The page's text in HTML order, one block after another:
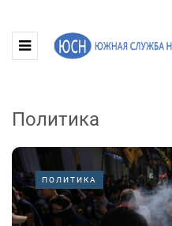
Политика
ПОЛИТИКА